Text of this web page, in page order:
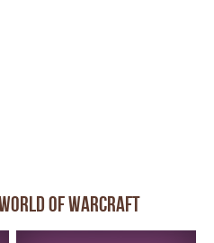
World of Warcraft